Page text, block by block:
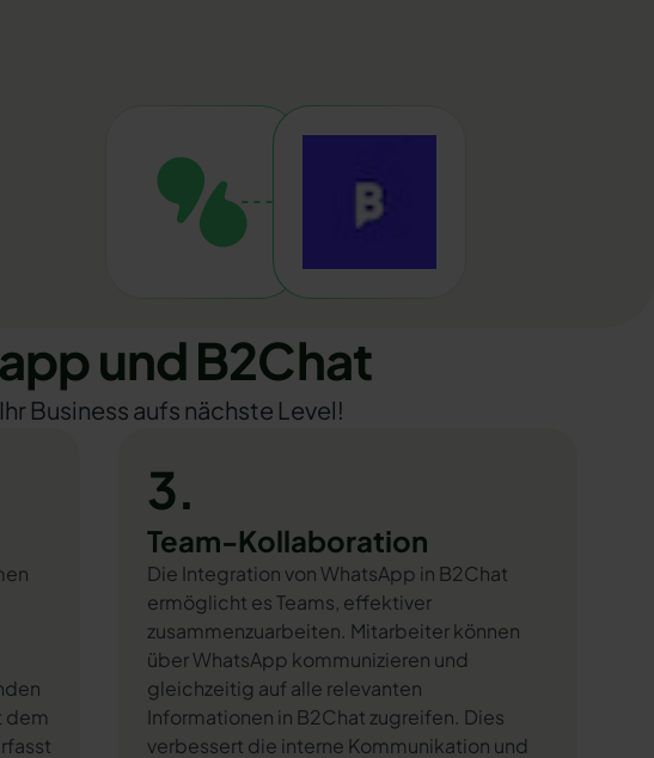
und B2Chat
Business aufs nächste Level!
dem
3.
Team-Kollaboration
Die Integration von WhatsApp in B2Chat
ermöglicht es Teams, effektiver
zusammenzuarbeiten. Mitarbeiter können
über WhatsApp kommunizieren und
gleichzeitig auf alle relevanten
Informationen in B2Chat zugreifen. Dies
verbessert die interne Kommunikation und